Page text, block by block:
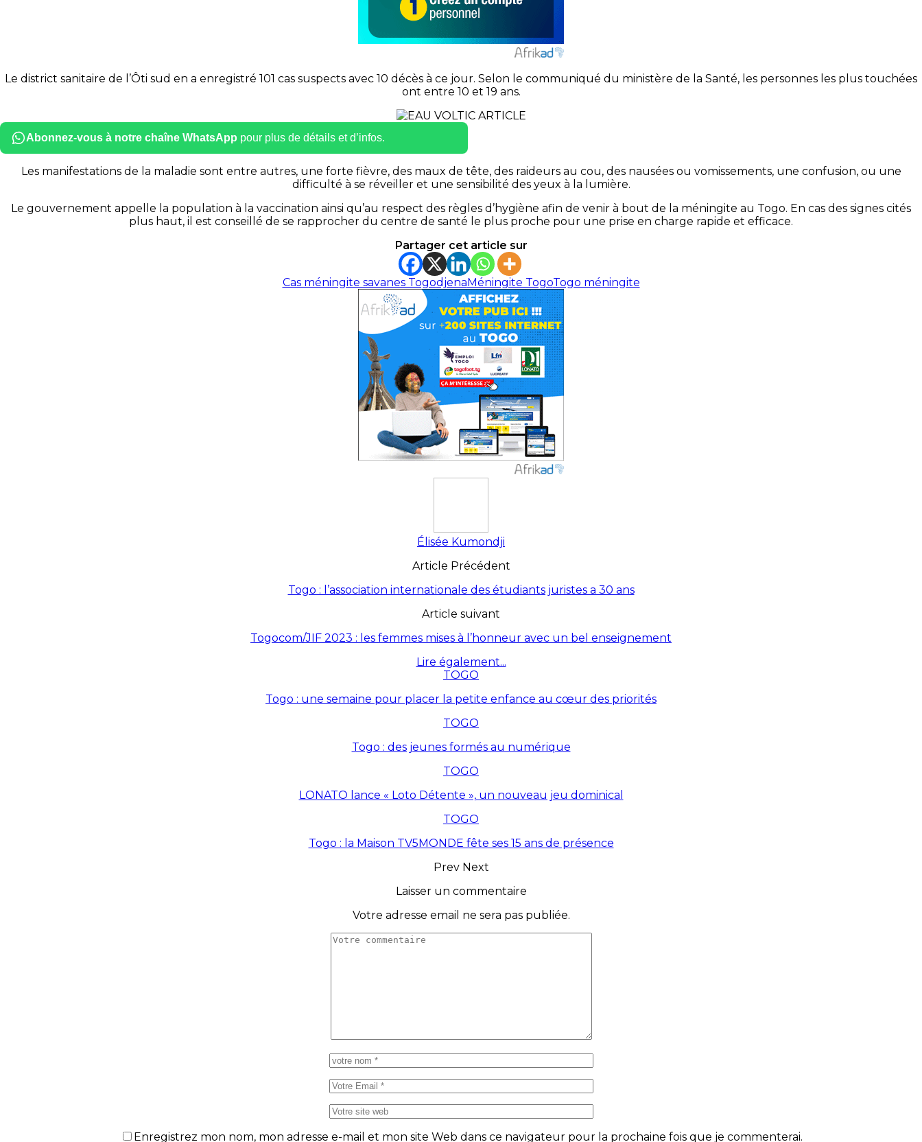
Le district sanitaire de l’Ôti sud en a enregistré 101 cas suspects avec 10 décès à ce jour. Selon le communiqué du ministère de la Santé, les personnes les plus touchées
ont entre 10 et 19 ans.
Abonnez-vous à notre chaîne WhatsApp pour plus de détails et d’infos.
Les manifestations de la maladie sont entre autres, une forte fièvre, des maux de tête, des raideurs au cou, des nausées ou vomissements, une confusion, ou une
difficulté à se réveiller et une sensibilité des yeux à la lumière.
Le gouvernement appelle la population à la vaccination ainsi qu’au respect des règles d’hygiène afin de venir à bout de la méningite au Togo. En cas des signes cités
plus haut, il est conseillé de se rapprocher du centre de santé le plus proche pour une prise en charge rapide et efficace.
Partager cet article sur
Cas méningite savanes TogodjenaMéningite TogoTogo méningite
Élisée Kumondji
Article Précédent
Togo : l’association internationale des étudiants juristes a 30 ans
Article suivant
Togocom/JIF 2023 : les femmes mises à l’honneur avec un bel enseignement
Lire également...
TOGO
Togo : une semaine pour placer la petite enfance au cœur des priorités
TOGO
Togo : des jeunes formés au numérique
TOGO
LONATO lance « Loto Détente », un nouveau jeu dominical
TOGO
Togo : la Maison TV5MONDE fête ses 15 ans de présence
Prev Next
Laisser un commentaire
Votre adresse email ne sera pas publiée.
Enregistrez mon nom, mon adresse e-mail et mon site Web dans ce navigateur pour la prochaine fois que je commenterai.